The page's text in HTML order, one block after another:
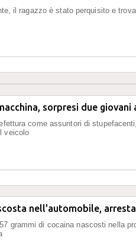
il ragazzo è stato perquisito e
sorpresi due giovani
come assuntori di
veicolo
nell'automobile,
grammi di cocaina nascosti nella